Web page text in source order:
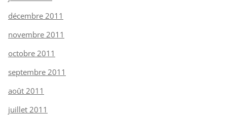
décembre 2011
novembre 2011
octobre 2011
septembre 2011
août 2011
juillet 2011